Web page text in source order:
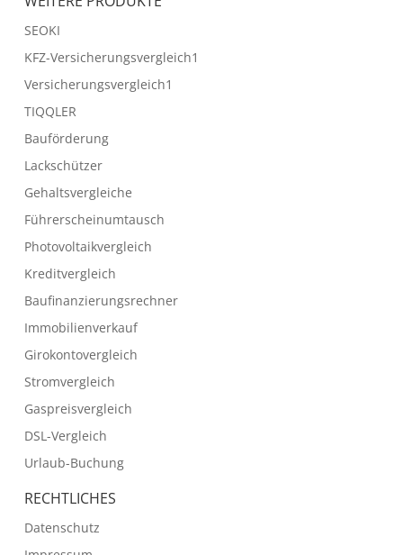
SEOKI
KFZ-Versicherungsvergleich1
Versicherungsvergleich1
TIQQLER
Bauförderung
Lackschützer
Gehaltsvergleiche
Führerscheinumtausch
Photovoltaikvergleich
Kreditvergleich
Baufinanzierungsrechner
Immobilienverkauf
Girokontovergleich
Stromvergleich
Gaspreisvergleich
DSL-Vergleich
Urlaub-Buchung
RECHTLICHES
Datenschutz